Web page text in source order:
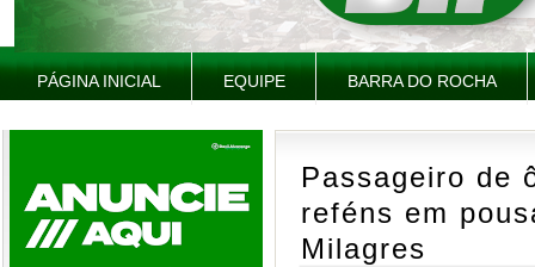
PÁGINA INICIAL EQUIPE BARRA DO ROCHA
Passageiro de
reféns em
Milagres